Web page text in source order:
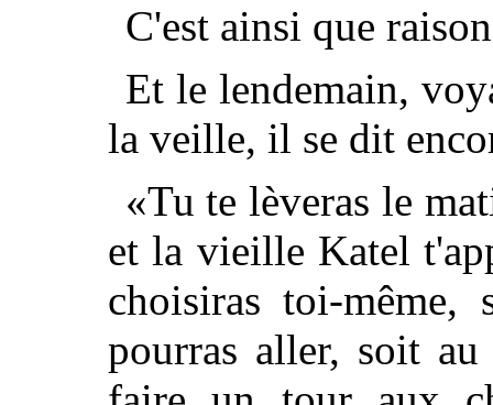
C'est ainsi que
Et le lendemain,
la veille, il se dit
«Tu te lèveras le
et la vieille Katel
choisiras toi-
pourras aller, soit